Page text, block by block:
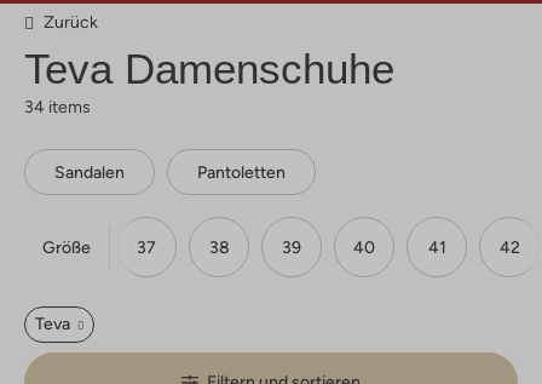
Zurück
Teva Damenschuhe
34 items
Sandalen Pantoletten
Größe
36 37 38 39 40 41 42
Teva